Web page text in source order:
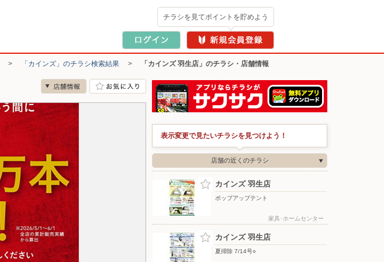
チラシを見てポイントを貯めよう
> 「カインズ」のチラシ検索結果 > 「カインズ 羽生店」のチラシ・店舗情報
表示変更で見たいチラシを見つけよう！
店舗の近くのチラシ
カインズ 羽生店
ポップアップテント
家具･ホームセンター
カインズ 羽生店
夏掃除 7/14号○